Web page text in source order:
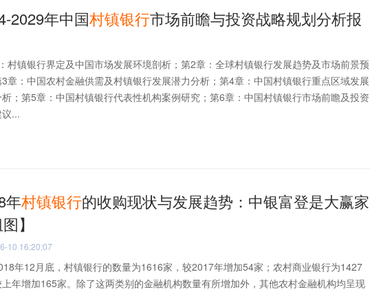
2029年中国村镇银行市场前瞻与投资战略规划分析报
村镇银行界定及中国市场发展环境剖析；第2章：全球村镇银行发展趋势及市场前景预
章：中国农村金融供需及村镇银行发展潜力分析；第4章：中国村镇银行重点区域发展
；第5章：中国村镇银行代表性机构案例研究；第6章：中国村镇银行市场前瞻及投资
...
年村镇银行的收购现状与发展趋势：中银富登是大赢家
】
10 16:20:07
年12月底，村镇银行的数量为1616家，较2017年增加54家；农村商业银行为1427
年增加165家。除了这两类别的金融机构数量有所增加外，其他农村金融机构均呈现